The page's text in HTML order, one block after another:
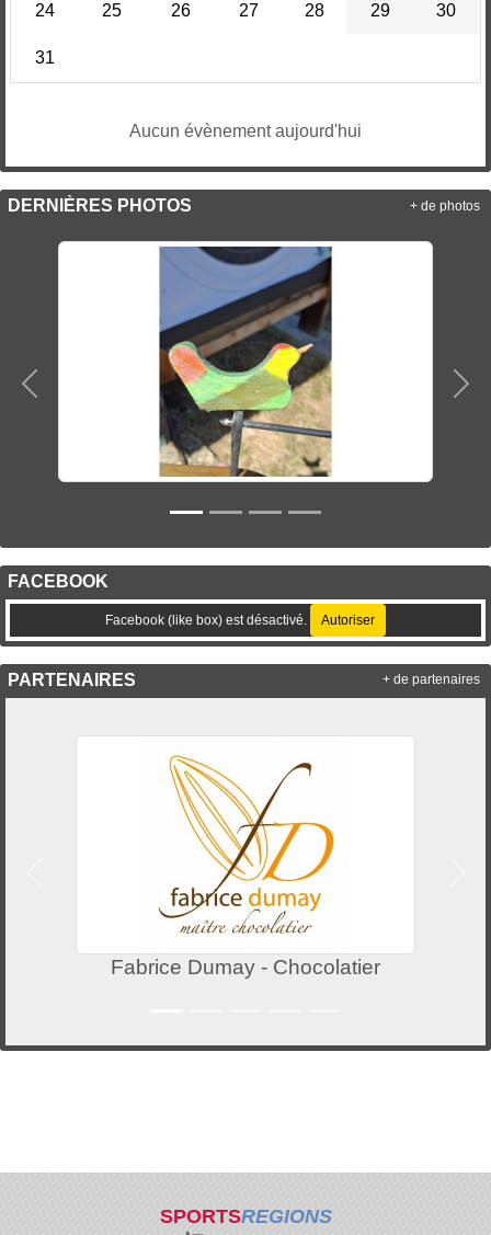
24 25 26 27 28 29 30
31
Aucun évènement aujourd'hui
DERNIÈRES PHOTOS
Précedent
+ de photos
FACEBOOK
Facebook (like box) est désactivé. Autoriser
PARTENAIRES
Fabrice Dumay - Chocolatier
+ de partenaires
SPORTSREGIONS